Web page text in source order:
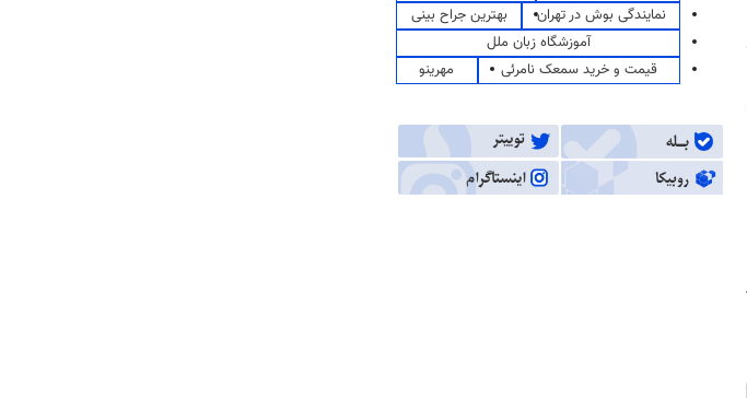
نمایندگی بوش در تهران
بهترین جراح بینی
آموزشگاه زبان ملل
قیمت و خرید سمعک نامرئی
مهرینو